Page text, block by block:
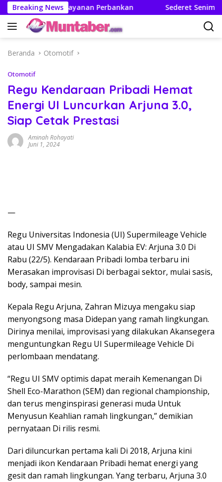
Langsung
ke
konten
Breaking News
Mutakhir Layanan Perbankan Sederet Seniman
Beranda Otomotif
Otomotif
Regu Kendaraan Pribadi Hemat
Energi UI Luncurkan Arjuna 3.0,
Siap Cetak Prestasi
Aminah Rohayati
Juni 1, 2024
—
Regu Universitas Indonesia (UI) Supermileage Vehicle
atau UI SMV Mengadakan Kalabia EV: Arjuna 3.0 Di
Rabu (22/5). Kendaraan Pribadi lomba terbaru ini
Merasakan improvisasi Di berbagai sektor, mulai sasis,
body, sampai mesin.
Kepala Regu Arjuna, Zahran Mizuya mengaku siap
menyongsong masa Didepan yang ramah lingkungan.
Dirinya menilai, improvisasi yang dilakukan Akansegera
menguntungkan Regu UI Supermileage Vehicle Di
perlombaan mendatang.
“Regu UI SMV optimis dapat meraih Kemenangan Di
Shell Eco-Marathon (SEM) dan regional championship,
dan terus menginspirasi generasi muda Untuk
Menyusun Keahlian ramah lingkungan,” demikian
pernyataan Di rilis resmi.
Dari diluncurkan pertama kali Di 2018, Arjuna kini
menjadi ikon Kendaraan Pribadi hemat energi yang
gesit dan ramah lingkungan. Yang terbaru, Arjuna 3.0